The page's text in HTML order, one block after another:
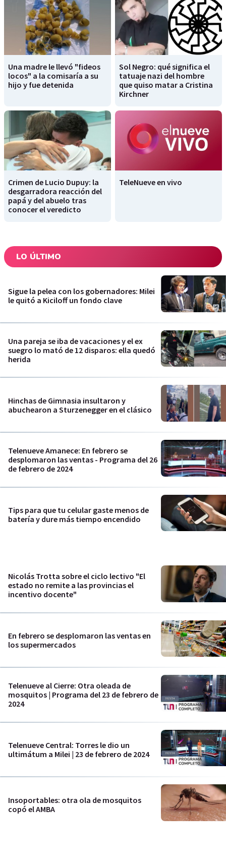
Una madre le llevó "fideos
locos" a la comisaría a su
hijo y fue detenida
Sol Negro: qué significa el
tatuaje nazi del hombre
que quiso matar a Cristina
Kirchner
Crimen de Lucio Dupuy: la
desgarradora reacción del
papá y del abuelo tras
conocer el veredicto
TeleNueve en vivo
LO ÚLTIMO
Sigue la pelea con los gobernadores: Milei
le quitó a Kiciloff un fondo clave
Una pareja se iba de vacaciones y el ex
suegro lo mató de 12 disparos: ella quedó
herida
Hinchas de Gimnasia insultaron y
abuchearon a Sturzenegger en el clásico
Telenueve Amanece: En febrero se
desplomaron las ventas - Programa del 26
de febrero de 2024
Tips para que tu celular gaste menos de
batería y dure más tiempo encendido
Nicolás Trotta sobre el ciclo lectivo "El
estado no remite a las provincias el
incentivo docente"
En febrero se desplomaron las ventas en
los supermercados
Telenueve al Cierre: Otra oleada de
mosquitos | Programa del 23 de febrero de
2024
Telenueve Central: Torres le dio un
ultimátum a Milei | 23 de febrero de 2024
Insoportables: otra ola de mosquitos
copó el AMBA